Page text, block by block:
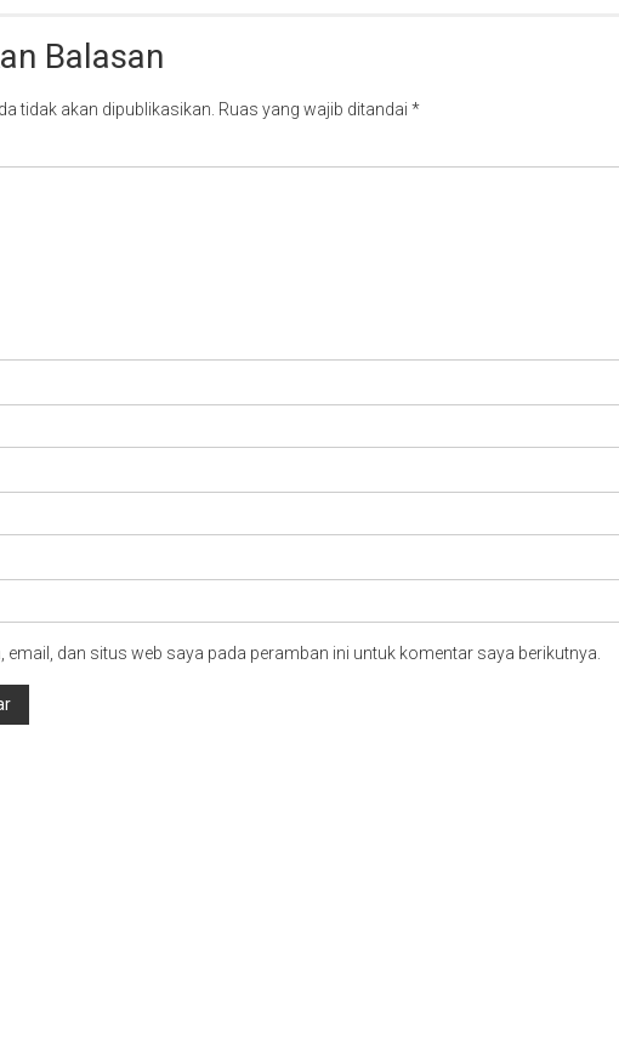
Balasan
tidak akan dipublikasikan. Ruas yang wajib ditandai *
email, dan situs web saya pada peramban ini untuk komentar saya berikutnya.